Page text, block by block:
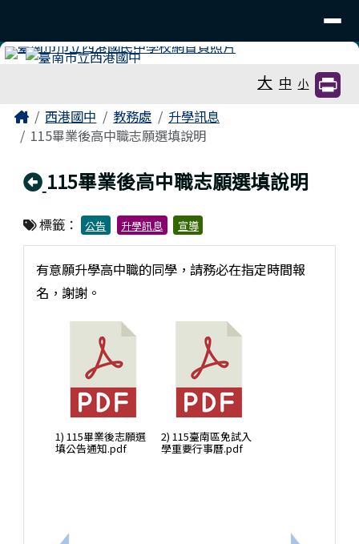
大 中 小
主內容區域
Home西港國中 教務處
升學訊息
115畢業後高中職志願選填說明
回上頁
115畢業後高中職志願選填說明
標籤： 公告 升學訊息 宣導
有意願升學高中職的同學，請務必在指定時間報
名，謝謝。
1) 115畢業後志願選
填公告通知.pdf
2) 115臺南區免試入
學重要行事曆.pdf
頁尾區域